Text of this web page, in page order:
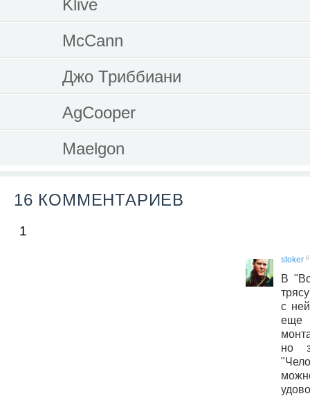
Klive
McCann
Джо Триббиани
AgCooper
Maelgon
16 КОММЕНТАРИЕВ
1
stoker 6
В
с
но